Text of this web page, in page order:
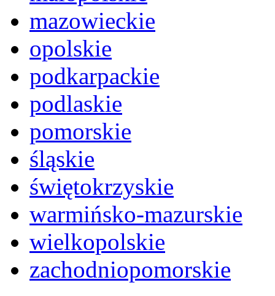
mazowieckie
opolskie
podkarpackie
podlaskie
pomorskie
śląskie
świętokrzyskie
warmińsko-mazurskie
wielkopolskie
zachodniopomorskie